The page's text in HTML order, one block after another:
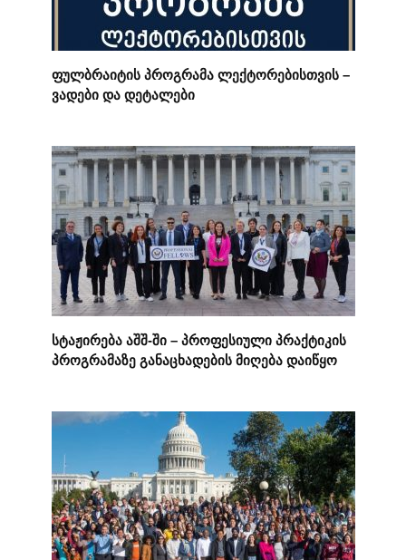
ფულბრაიტის პროგრამა ლექტორებისთვის –
ვადები და დეტალები
სტაჟირება აშშ-ში – პროფესიული პრაქტიკის
პროგრამაზე განაცხადების მიღება დაიწყო